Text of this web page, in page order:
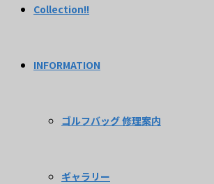
Collection!!
INFORMATION
ゴルフバッグ 修理案内
ギャラリー